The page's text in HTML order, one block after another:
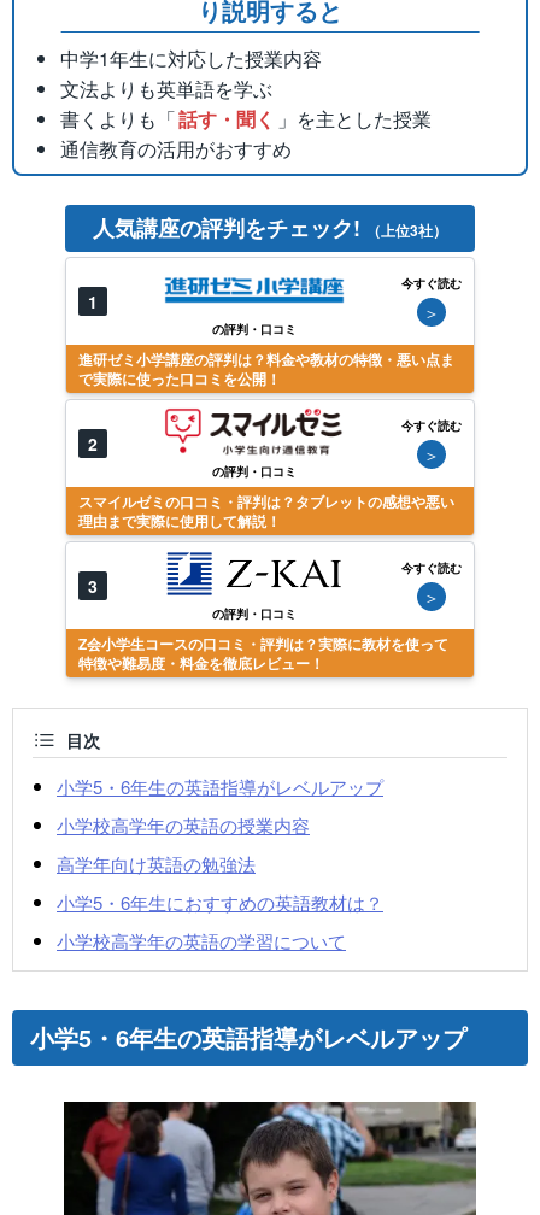
り説明すると
中学1年生に対応した授業内容
文法よりも英単語を学ぶ
書くよりも「話す・聞く 」を主とした授業
通信教育の活用がおすすめ
人気講座の評判をチェック! （上位3社）
1
の評判・口コミ
今すぐ読む
＞
進研ゼミ小学講座の評判は？料金や教材の特徴・悪い点ま
で実際に使った口コミを公開！
2
の評判・口コミ
今すぐ読む
＞
スマイルゼミの口コミ・評判は？タブレットの感想や悪い
理由まで実際に使用して解説！
3
の評判・口コミ
今すぐ読む
＞
Z会小学生コースの口コミ・評判は？実際に教材を使って
特徴や難易度・料金を徹底レビュー！
目次
小学5・6年生の英語指導がレベルアップ
小学校高学年の英語の授業内容
高学年向け英語の勉強法
小学5・6年生におすすめの英語教材は？
小学校高学年の英語の学習について
小学5・6年生の英語指導がレベルアップ